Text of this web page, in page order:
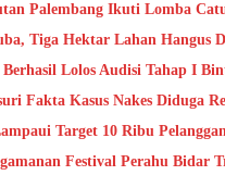
Palembang Ikuti Lomba
Tiga Hektar Lahan Hangus
Lolos Audisi Tahap I
Fakta Kasus Nakes Diduga
Target 10 Ribu Pelanggan
Festival Perahu Bidar